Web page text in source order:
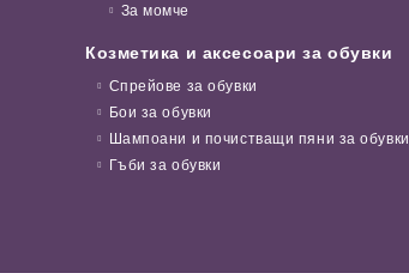
За момче
Козметика и аксесоари за обувки
Спрейове за обувки
Бои за обувки
Шампоани и почистващи пяни за обувки
Гъби за обувки